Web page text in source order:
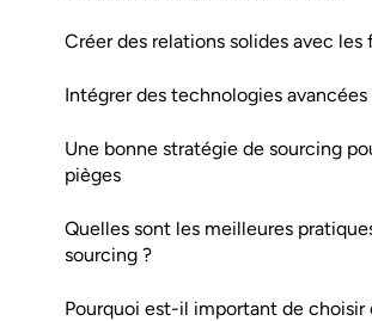
Créer des relations solides avec les
Intégrer des technologies avancées
Une bonne stratégie de sourcing
pièges
Quelles sont les meilleures
sourcing ?
Pourquoi est-il important de choisir